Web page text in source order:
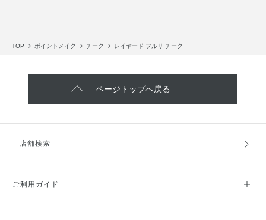
TOP ポイントメイク チーク レイヤード フルリ チーク
ページトップへ戻る
店舗検索
ご利用ガイド